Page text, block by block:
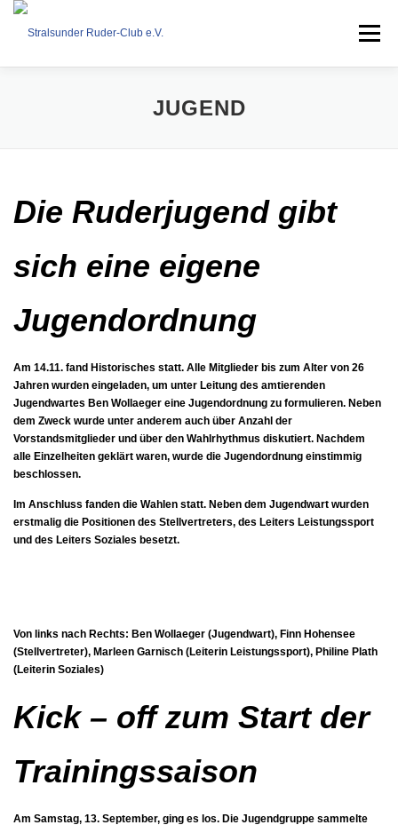
Zum
Menü
RUDERN COASTAL ROWING
JUGEND
Die Ruderjugend gibt
sich eine eigene
Jugendordnung
Am 14.11. fand Historisches statt. Alle Mitglieder bis zum Alter von 26
Jahren wurden eingeladen, um unter Leitung des amtierenden
Jugendwartes Ben Wollaeger eine Jugendordnung zu formulieren. Neben
dem Zweck wurde unter anderem auch über Anzahl der
Vorstandsmitglieder und über den Wahlrhythmus diskutiert. Nachdem
alle Einzelheiten geklärt waren, wurde die Jugendordnung einstimmig
beschlossen.
Im Anschluss fanden die Wahlen statt. Neben dem Jugendwart wurden
erstmalig die Positionen des Stellvertreters, des Leiters Leistungssport
und des Leiters Soziales besetzt.
Von links nach Rechts: Ben Wollaeger (Jugendwart), Finn Hohensee
(Stellvertreter), Marleen Garnisch (Leiterin Leistungssport), Philine Plath
(Leiterin Soziales)
Kick – off zum Start der
Trainingssaison
Am Samstag, 13. September, ging es los. Die Jugendgruppe sammelte